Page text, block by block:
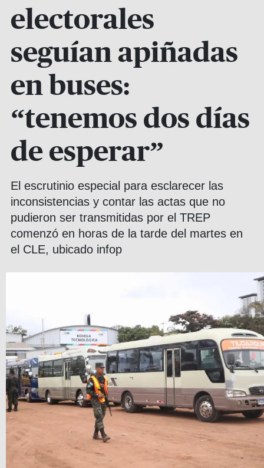
electorales
seguían apiñadas
en buses:
“tenemos dos días
de esperar”
El escrutinio especial para esclarecer las
inconsistencias y contar las actas que no
pudieron ser transmitidas por el TREP
comenzó en horas de la tarde del martes en
el CLE, ubicado infop